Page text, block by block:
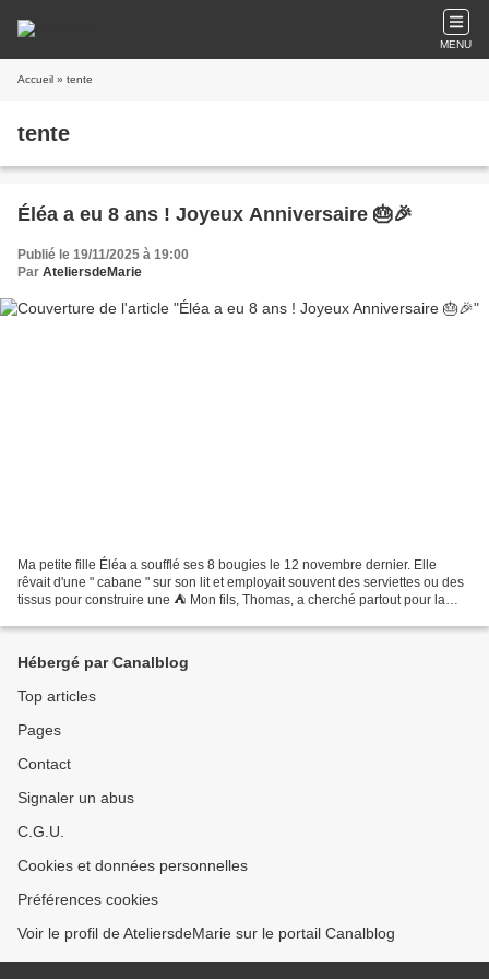
MENU
Accueil » tente
tente
Éléa a eu 8 ans ! Joyeux Anniversaire 🎂🎉
Publié le 19/11/2025 à 19:00
Par AteliersdeMarie
Ma petite fille Éléa a soufflé ses 8 bougies le 12 novembre dernier. Elle
rêvait d'une " cabane " sur son lit et employait souvent des serviettes ou des
tissus pour construire une ⛺️ Mon fils, Thomas, a cherché partout pour la
Hébergé par Canalblog
Top articles
Pages
Contact
Signaler un abus
C.G.U.
Cookies et données personnelles
Préférences cookies
Voir le profil de AteliersdeMarie sur le portail Canalblog